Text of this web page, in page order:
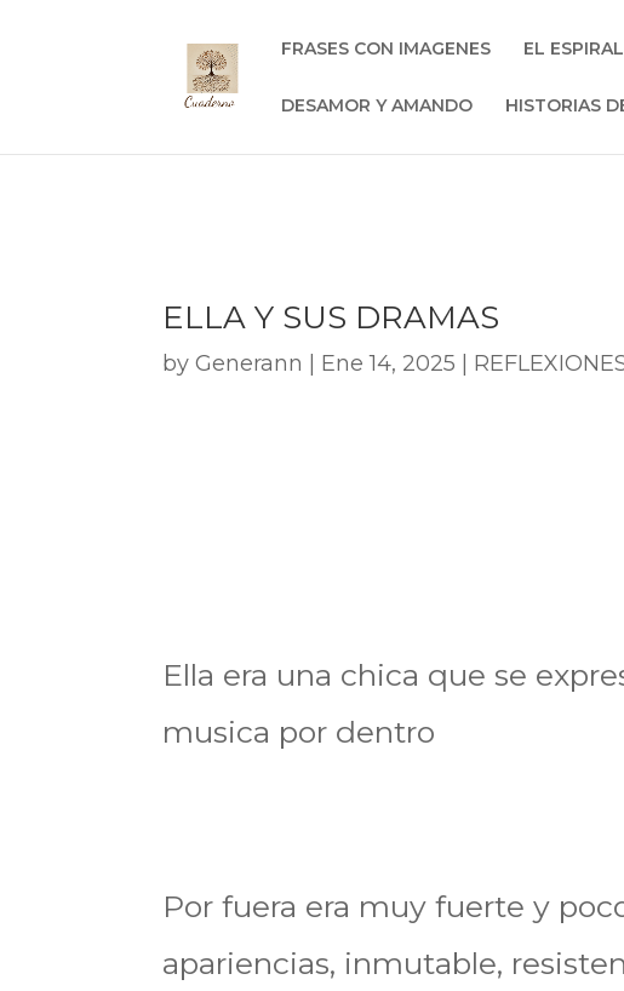
FRASES CON IMAGENES EL
DESAMOR Y AMANDO HISTORIAS
ELLA Y SUS DRAMAS
byGenerann | Ene 14, 2025 |
Ella era una chica que se
musica por dentro
Por fuera era muy fuerte y
apariencias, inmutable,